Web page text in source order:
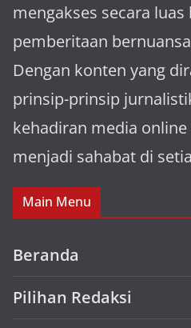
mengakses secara luas
pemberitaan
Dengan konten yang
prinsip-prinsip
kehadiran media online
menjadi sahabat di
Main Menu
Beranda
Pilihan Redaksi